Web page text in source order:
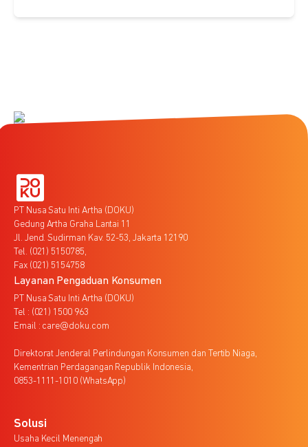
PT Nusa Satu Inti Artha (DOKU)
Gedung Artha Graha Lantai 11
Jl. Jend. Sudirman Kav. 52-53, Jakarta 12190
Tel. (021) 5150785,
Fax (021) 5154758
Layanan Pengaduan Konsumen
PT Nusa Satu Inti Artha (DOKU)
Tel : (021) 1500 963
Email : care@doku.com
Direktorat Jenderal Perlindungan Konsumen dan Tertib Niaga,
Kementrian Perdagangan Republik Indonesia,
0853-1111-1010 (WhatsApp)
Solusi
Usaha Kecil Menengah